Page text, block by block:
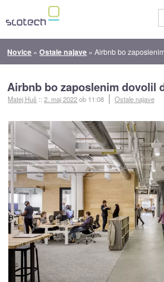
Novice »Ostale najave »Airbnb bo
Airbnb bo zaposlenim dovolil
Matej Huš ::2. maj 2022ob 11:08 Ostale najave